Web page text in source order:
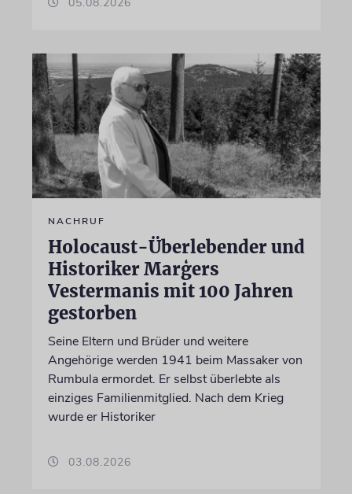
NACHRUF
Holocaust-Überlebender und
Historiker Marģers
Vestermanis mit 100 Jahren
gestorben
Seine Eltern und Brüder und weitere
Angehörige werden 1941 beim Massaker von
Rumbula ermordet. Er selbst überlebte als
einziges Familienmitglied. Nach dem Krieg
wurde er Historiker
03.08.2026